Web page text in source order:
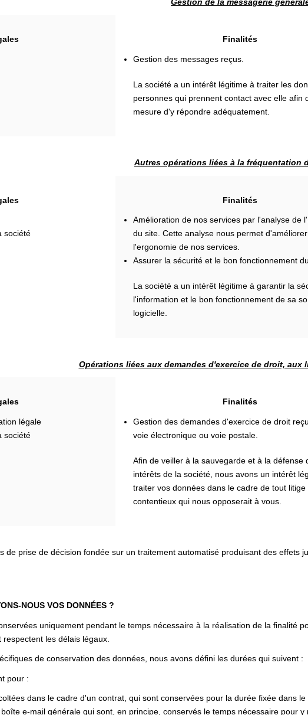
Finalités
Gestion des messages reçus.
La société a un intérêt légitime à traiter les
personnes qui prennent contact avec elle afin
mesure d'y répondre adéquatement.
Autres opérations liées à la fréquentation
société
Finalités
Amélioration de nos services par l'analyse de
du site. Cette analyse nous permet
l'ergonomie de nos services.
Assurer la sécurité et le bon fonctionnement
La société a un intérêt légitime à garantir la
l'information et le bon fonctionnement de sa
logicielle.
Opérations liées aux demandes d'exercice de droit, aux
légale
société
Finalités
Gestion des demandes d'exercice de droit
voie électronique ou voie postale.
Afin de veiller à la sauvegarde et à la défense
intérêts de la société, nous avons un intérêt
traiter vos données dans le cadre de tout litige
contentieux qui nous opposerait à vous.
de prise de décision fondée sur un traitement automatisé produisant des
NOUS VOS DONNÉES ?
uniquement pendant le temps nécessaire à la réalisation de la finalité
les délais légaux.
de conservation des données, nous avons défini les durées qui suivent :
pour :
dans le cadre d'un contrat, qui sont conservées pour la durée fixée dans
e-mail générale qui sont, en principe, conservés le temps nécessaire pour y